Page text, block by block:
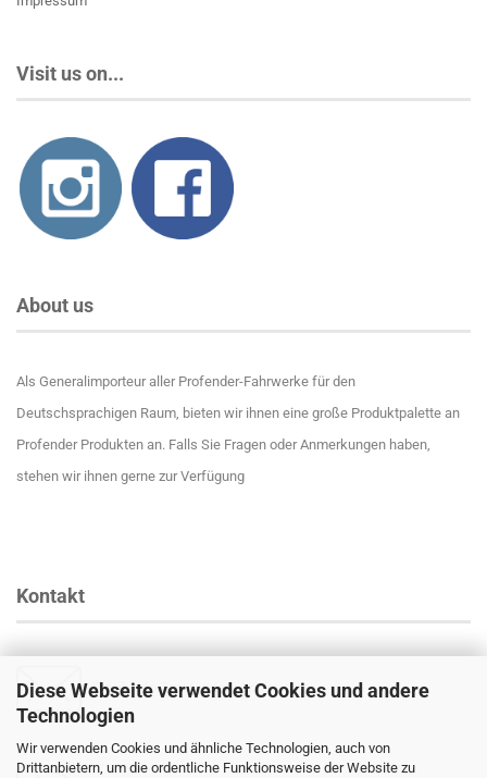
Diese Webseite verwendet Cookies und andere
Technologien
Wir verwenden Cookies und ähnliche Technologien, auch von
Drittanbietern, um die ordentliche Funktionsweise der Website zu
Visit us on...
About us
Als Generalimporteur aller Profender-Fahrwerke für den
Deutschsprachigen Raum, bieten wir ihnen eine große Produktpalette an
Profender Produkten an. Falls Sie Fragen oder Anmerkungen haben,
stehen wir ihnen gerne zur Verfügung
Kontakt
Email: info@profender-shocks.com